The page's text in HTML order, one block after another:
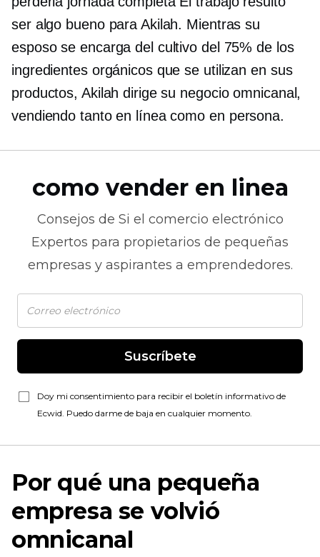
ser algo bueno para Akilah. Mientras su
esposo se encarga del cultivo del 75% de los
ingredientes orgánicos que se utilizan en sus
productos, Akilah dirige su negocio omnicanal,
vendiendo tanto en línea como en persona.
como vender en linea
Consejos de Si el comercio electrónico
Expertos para propietarios de pequeñas
empresas y aspirantes a emprendedores.
Suscríbete
Doy mi consentimiento para recibir el boletín informativo de
Ecwid. Puedo darme de baja en cualquier momento.
Por qué una pequeña
empresa se volvió
omnicanal